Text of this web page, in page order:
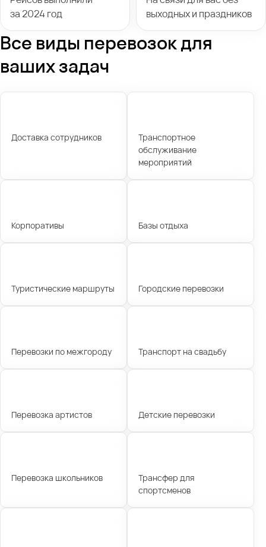
за 2024 год
выходных и праздников
Все виды перевозок для
ваших задач
Доставка сотрудников
Транспортное
обслуживание
мероприятий
Корпоративы Базы отдыха
Туристические маршруты Городские перевозки
Перевозки по межгороду Транспорт на свадьбу
Перевозка артистов Детские перевозки
Перевозка школьников
Трансфер для
спортсменов